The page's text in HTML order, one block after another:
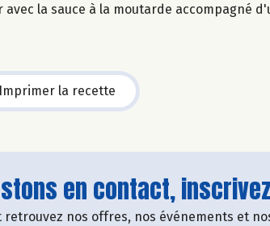
la sauce à la moutarde accompagné
Imprimer la recette
en contact,
retrouvez nos offres, nos événements et